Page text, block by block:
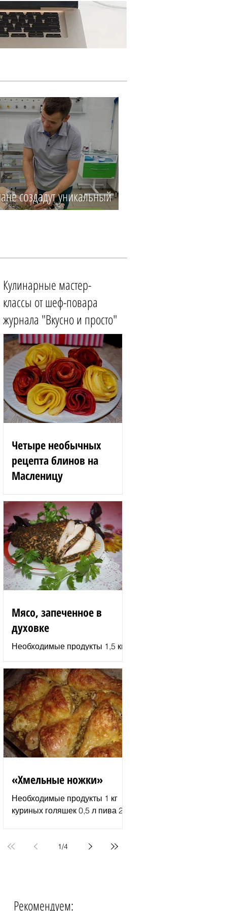
создадут уникальный
Кулинарные мастер-
классы от шеф-повара
журнала "Вкусно и просто"
Четыре необычных
рецепта блинов на
Масленицу
Блинные розы 1,5 стакана
муки 200 г вишен 125 мл
сыворотки 100 г сгущенного
молока 2 яйца 3 ст. л.
растительного масла 1 ст. л.
сахара...
Мясо, запеченное в
духовке
Необходимые продукты 1,5 кг
паприка смесь сухих
итальянских трав черный
молотый перец 2–3 ст. л.
растительного...
«Хмельные ножки»
Необходимые продукты 1 кг
куриных голяшек 0,5 л пива 2–
пачка изюма (200 г )...
1/4
Рекомендуем:
События недели